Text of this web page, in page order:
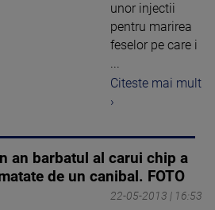
unor injectii
pentru marirea
feselor pe care i
...
Citeste mai mult
›
an barbatul al carui chip a
de un canibal. FOTO
22-05-2013 | 16:53